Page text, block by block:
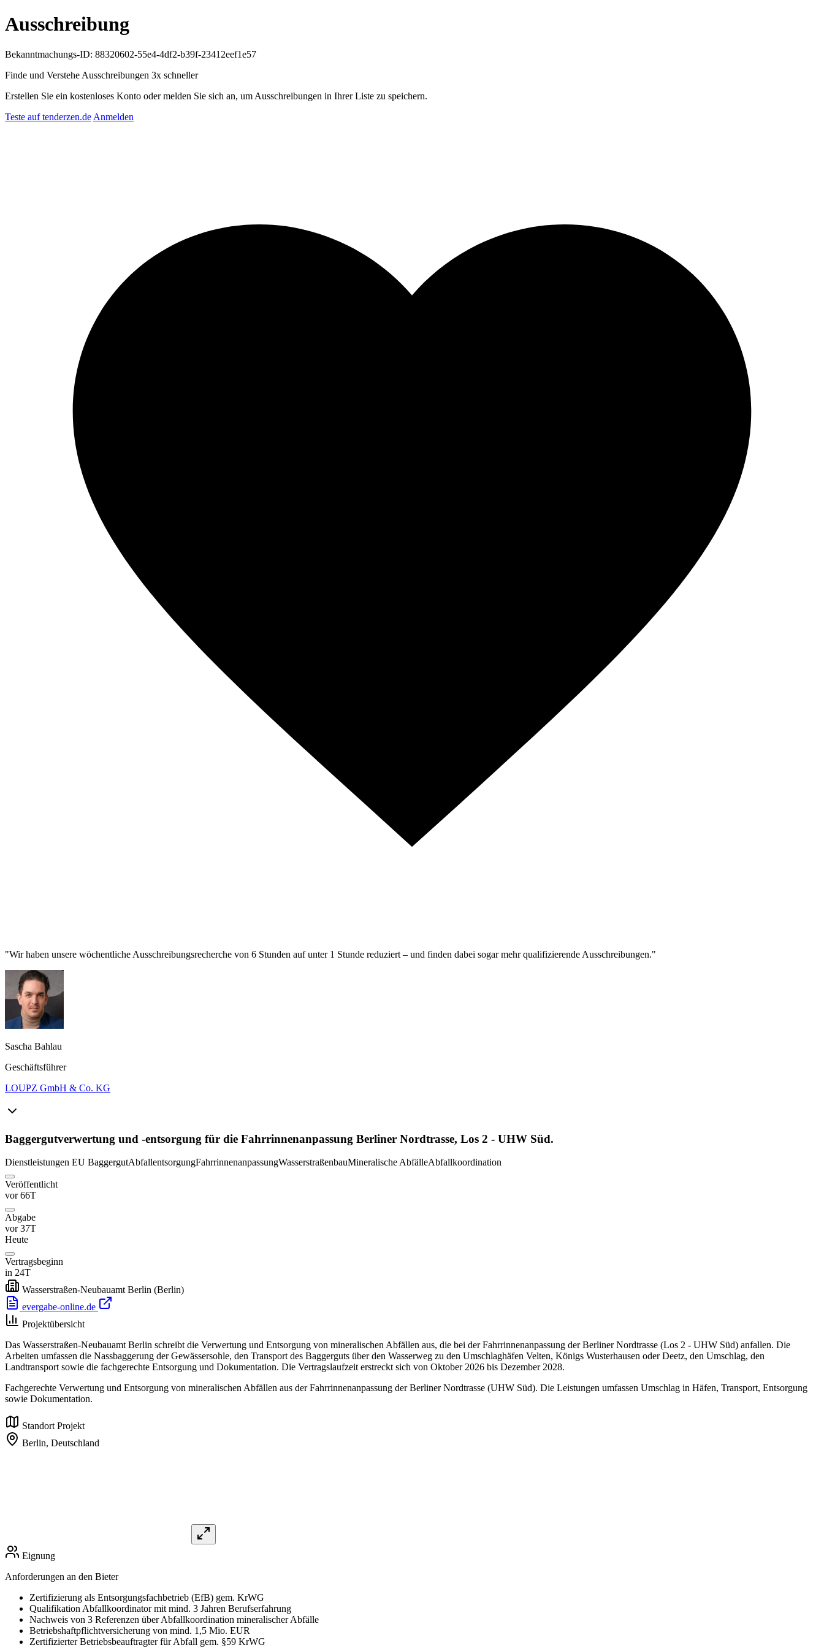
Ausschreibung
Bekanntmachungs-ID: 88320602-55e4-4df2-b39f-23412eef1e57
Finde und Verstehe Ausschreibungen 3x schneller
Erstellen Sie ein kostenloses Konto oder melden Sie sich an, um Ausschreibungen in Ihrer Liste zu speichern.
Teste auf tenderzen.de Anmelden
"Wir haben unsere wöchentliche Ausschreibungsrecherche von 6 Stunden auf unter 1 Stunde reduziert – und finden dabei sogar mehr qualifizierende Ausschreibungen."
Sascha Bahlau
Geschäftsführer
LOUPZ GmbH & Co. KG
Baggergutverwertung und -entsorgung für die Fahrrinnenanpassung Berliner Nordtrasse, Los 2 - UHW Süd.
Dienstleistungen EU BaggergutAbfallentsorgungFahrrinnenanpassungWasserstraßenbauMineralische AbfälleAbfallkoordination
Veröffentlicht
vor 66T
Abgabe
vor 37T
Heute
Vertragsbeginn
in 24T
Wasserstraßen-Neubauamt Berlin (Berlin)
evergabe-online.de
Projektübersicht
Das Wasserstraßen-Neubauamt Berlin schreibt die Verwertung und Entsorgung von mineralischen Abfällen aus, die bei der Fahrrinnenanpassung der Berliner Nordtrasse (Los 2 - UHW Süd) anfallen. Die
Arbeiten umfassen die Nassbaggerung der Gewässersohle, den Transport des Baggerguts über den Wasserweg zu den Umschlaghäfen Velten, Königs Wusterhausen oder Deetz, den Umschlag, den
Landtransport sowie die fachgerechte Entsorgung und Dokumentation. Die Vertragslaufzeit erstreckt sich von Oktober 2026 bis Dezember 2028.
Fachgerechte Verwertung und Entsorgung von mineralischen Abfällen aus der Fahrrinnenanpassung der Berliner Nordtrasse (UHW Süd). Die Leistungen umfassen Umschlag in Häfen, Transport, Entsorgung
sowie Dokumentation.
Standort Projekt
Berlin, Deutschland
Eignung
Anforderungen an den Bieter
Zertifizierung als Entsorgungsfachbetrieb (EfB) gem. KrWG
Qualifikation Abfallkoordinator mit mind. 3 Jahren Berufserfahrung
Nachweis von 3 Referenzen über Abfallkoordination mineralischer Abfälle
Betriebshaftpflichtversicherung von mind. 1,5 Mio. EUR
Zertifizierter Betriebsbeauftragter für Abfall gem. §59 KrWG